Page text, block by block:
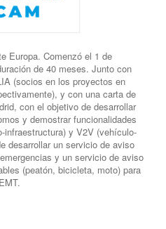
Europa. Comenzó el 1 de
de 40 meses. Junto con
(socios en los proyectos en
y con una carta de
con el objetivo de desarrollar
y demostrar funcionalidades
y V2V (vehículo-
desarrollar un servicio de aviso
y un servicio de aviso
(peatón, bicicleta, moto) para